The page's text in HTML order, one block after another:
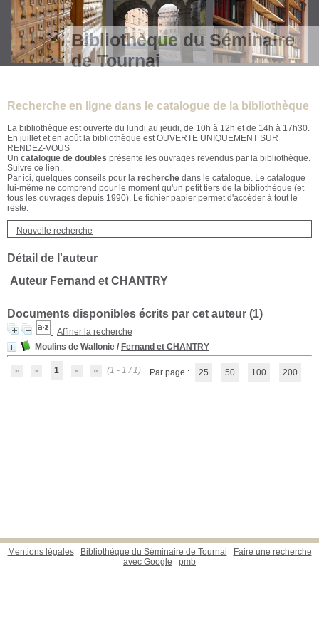
Bibliothèque du Séminaire
de Tournai
Recherche en ligne dans le catalogue de la bibliothèque
La bibliothèque est ouverte du lundi au jeudi, de 10h à 12h et de 14h à 17h30.
En juillet et en août la bibliothèque est OUVERTE UNIQUEMENT SUR
RENDEZ-VOUS
Un catalogue de doubles présente les ouvrages revendus par la bibliothèque.
Suivre ce lien.
Par ici, quelques conseils pour la recherche dans le catalogue. Le catalogue
lui-même ne comprend pour le moment qu'un petit tiers de la bibliothèque (et
tous les ouvrages depuis 1990). Le fichier papier permet d'accéder à tout le
reste.
Nouvelle recherche
Détail de l'auteur
Auteur Fernand et CHANTRY
Documents disponibles écrits par cet auteur (1)
Affiner la recherche
Moulins de Wallonie / Fernand et CHANTRY
1 (1 - 1 / 1) Par page : 25 50 100 200
Mentions légales Bibliothèque du Séminaire de Tournai
Faire une recherche
avec Google
pmb